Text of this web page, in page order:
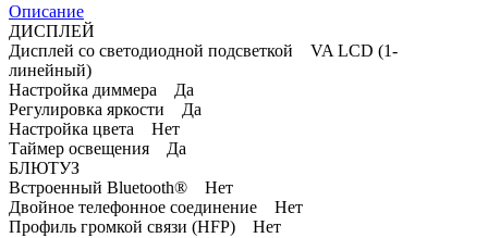
Описание
ДИСПЛЕЙ
Дисплей со светодиодной подсветкой VA LCD (1-
линейный)
Настройка диммера Да
Регулировка яркости Да
Настройка цвета Нет
Таймер освещения Да
БЛЮТУЗ
Встроенный Bluetooth® Нет
Двойное телефонное соединение Нет
Профиль громкой связи (HFP) Нет